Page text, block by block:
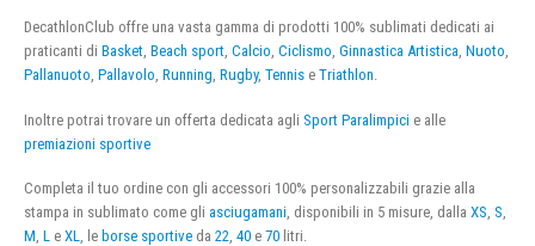
DecathlonClub offre una vasta gamma di prodotti 100% sublimati dedicati ai
praticanti di Basket, Beach sport, Calcio, Ciclismo, Ginnastica Artistica, Nuoto,
Pallanuoto, Pallavolo, Running, Rugby, Tennis e Triathlon.
Inoltre potrai trovare un offerta dedicata agli Sport Paralimpici e alle
premiazioni sportive
Completa il tuo ordine con gli accessori 100% personalizzabili grazie alla
stampa in sublimato come gli asciugamani , disponibili in 5 misure, dalla XS S
M L e XL , le borse sportive da 22 40 e 70 litri.